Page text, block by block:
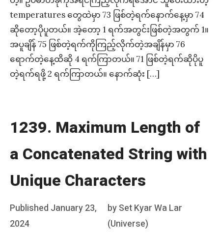
temperatures တွေထဲမှာ 73 ဖြစ်တဲ့ရက်နောက်နေ့မှာ 74
ဆိုတော့ပိုပူတယ်။ အဲ့တော့ 1 ရက်အတွင်းဖြစ်တဲ့အတွက် 1။
အပူချိန် 75 ဖြစ်တဲ့ရက်ကိုကြည့်လိုက်တဲ့အချိန်မှာ 76
ရောက်တဲ့နေ့ထိဆို 4 ရက်ကြာတယ်။ 71 ဖြစ်တဲ့ရက်ဆိုပိုပူ
တဲ့ရက်ရဖို့ 2 ရက်ကြာတယ်။ နောက်ဆုံး […]
1239. Maximum Length of
a Concatenated String with
Unique Characters
Posted
on
Published January 23,
2024
bySet Kyar Wa Lar
(Universe)